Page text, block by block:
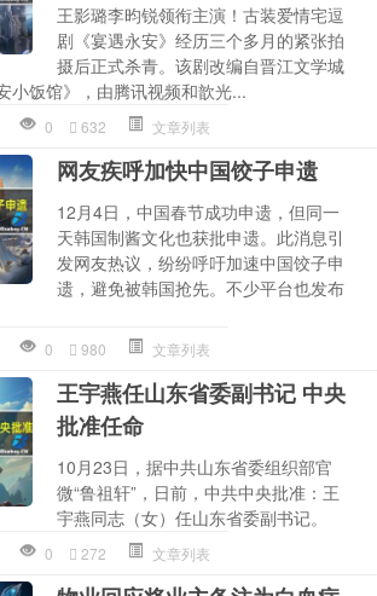
王影璐李昀锐领衔主演！古装爱情宅逗
剧《宴遇永安》经历三个多月的紧张拍
摄后正式杀青。该剧改编自晋江文学城
小饭馆》，由腾讯视频和歆光...
0 632 文章列表
网友疾呼加快中国饺子申遗
12月4日，中国春节成功申遗，但同一
天韩国制酱文化也获批申遗。此消息引
发网友热议，纷纷呼吁加速中国饺子申
遗，避免被韩国抢先。不少平台也发布
0 980 文章列表
王宇燕任山东省委副书记 中央
批准任命
10月23日，据中共山东省委组织部官
微“鲁祖轩”，日前，中共中央批准：王
宇燕同志（女）任山东省委副书记。
0 272 文章列表